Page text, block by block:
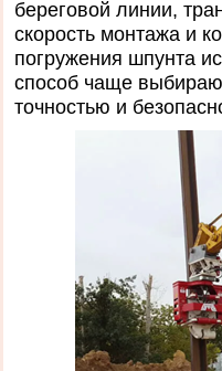
береговой линии,
скорость монтажа и
погружения шпунта
способ чаще
точностью и